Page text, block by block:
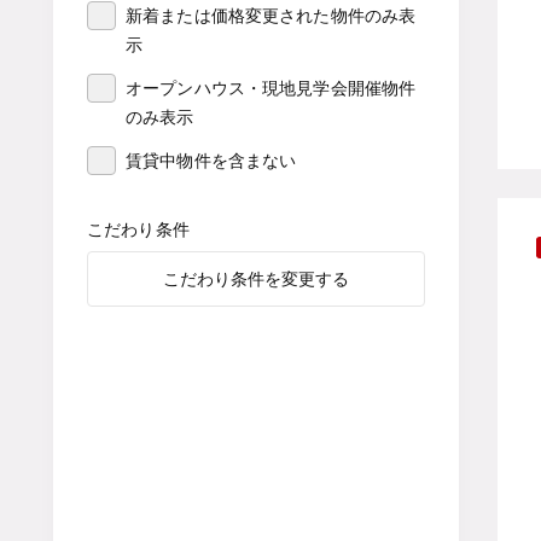
新着または価格変更された物件のみ表
示
オープンハウス・現地見学会開催物件
のみ表示
賃貸中物件を含まない
こだわり条件
こだわり条件を変更する